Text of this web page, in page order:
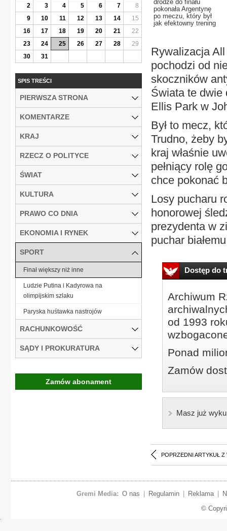
drodze do finału
pokonała Argentynę
po meczu, który był
jak efektowny trening
Rywalizacja
pochodzi od
skoczników
Świata te dwie
Ellis Park w
Był to mecz,
Trudno, żeby
kraj właśnie
pełniący rolę
chce pokonać
Losy pucharu
honorowej
prezydenta w
puchar
Dostęp do
Archiwum
od 1993
Ponad
Zamów
Masz już
POPRZEDNI ARTYKUŁ Z
2
3 4 5 6 7
8
9
10 11 12 13 14
15
16
17 18 19 20 21
22
23
24 25 26 27 28
29
30
31
SPIS TREŚCI
PIERWSZA STRONA
KOMENTARZE
KRAJ
RZECZ O POLITYCE
ŚWIAT
KULTURA
PRAWO CO DNIA
EKONOMIA I RYNEK
SPORT
Finał większy niż inne
Ludzie Putina i Kadyrowa na
olimpijskim szlaku
Paryska huśtawka nastrojów
RACHUNKOWOŚĆ
SĄDY I PROKURATURA
Zamów abonament
Gremi Media: O nas Regulamin Reklama
©